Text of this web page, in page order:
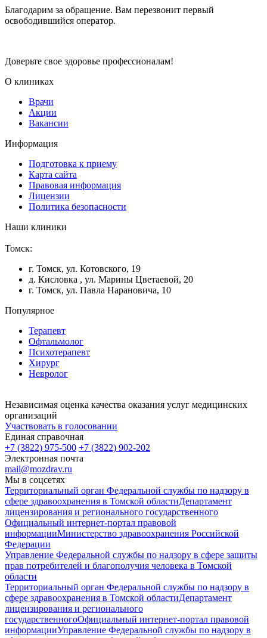
Благодарим за обращение. Вам перезвонит первый
освободившийся оператор.
Доверьте свое здоровье профессионалам!
О клиниках
Врачи
Акции
Вакансии
Информация
Подготовка к приему
Карта сайта
Правовая информация
Лицензии
Политика безопасности
Наши клиники
Томск:
г. Томск, ул. Котовского, 19
д. Кисловка , ул. Марины Цветаевой, 20
г. Томск, ул. Павла Нарановича, 10
Популярное
Терапевт
Офтальмолог
Психотерапевт
Хирург
Невролог
Независимая оценка качества оказания услуг медицинских
организаций
Участвовать в голосовании
Единая справочная
+7 (3822) 975-500 +7 (3822) 902-202
Электронная почта
mail@mozdrav.ru
Мы в соцсетях
Территориальный орган Федеральной службы по надзору в
сфере здравоохранения в Томской областиДепартамент
лицензирования и регионального государственного
Официальный интернет-портал правовой
информацииМинистерство здравоохранения Российской
Федерации
Управление Федеральной службы по надзору в сфере защиты
прав потребителей и благополучия человека в Томской
области
Территориальный орган Федеральной службы по надзору в
сфере здравоохранения в Томской областиДепартамент
лицензирования и регионального
государственногоОфициальный интернет-портал правовой
информацииУправление Федеральной службы по надзору в